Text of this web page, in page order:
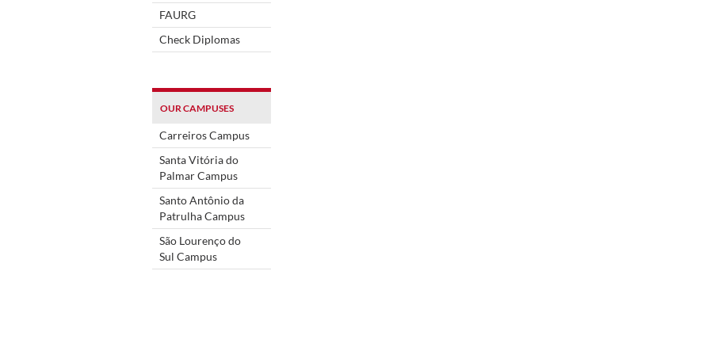
FAURG
Check Diplomas
OUR CAMPUSES
Carreiros Campus
Santa Vitória do
Palmar Campus
Santo Antônio da
Patrulha Campus
São Lourenço do
Sul Campus